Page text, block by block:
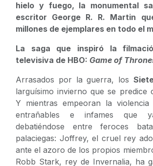
hielo y fuego, la monumental
escritor George R. R. Martin
millones de ejemplares en todo el
La saga que inspiró la
televisiva de HBO: Game of
Arrasados por la guerra, los
larguísimo invierno que se predice
Y mientras empeoran la
entrañables e infames que
debatiéndose entre feroces
palaciegas: Joffrey, el cruel rey
ante el azoro de los propios
Robb Stark, rey de Invernalia, ha